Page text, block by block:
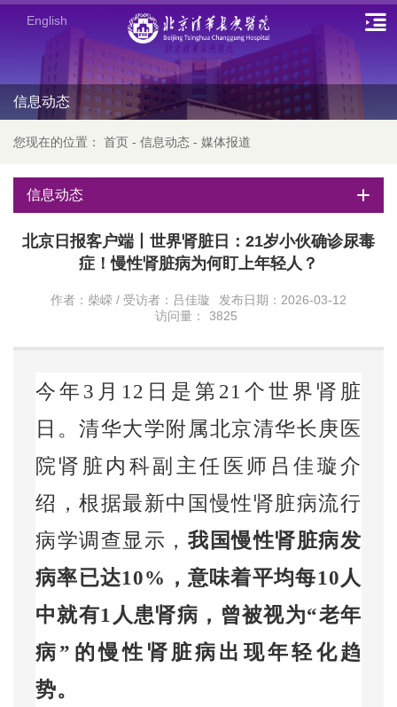
English
信息动态
您现在的位置： 首页 - 信息动态 - 媒体报道
信息动态
北京日报客户端丨世界肾脏日：21岁小伙确诊尿毒
症！慢性肾脏病为何盯上年轻人？
作者：柴嵘 / 受访者：吕佳璇
发布日期：2026-03-12
访问量：
3825
今年3 月 12 日是第21个世界肾脏
日。清华大学附属北京清华长庚医
院肾脏内科副主任医师吕佳璇介
绍，根据最新中国慢性肾脏病流行
病学调查显示， 我国慢性肾脏病发
病率已达10% ，意味着平均每10人
中就有1人患肾病，曾被视为“老年
病”的慢性肾脏病出现年轻化趋
势。